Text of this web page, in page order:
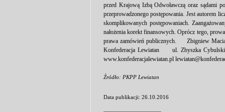
przed Krajową Izbą Odwoławczą oraz sądami
przeprowadzonego postępowania. Jest autorem
skomplikowanych postępowaniach.
nałożenia korekt finansowych. Oprócz tego,
prawa zamówień publicznych. Zbigniew
Konfederacja Lewiatan ul. Zbyszka
www.konfederacjalewiatan.pl
Źródło: PKPP Lewiatan
Data publikacji: 26.10.2016